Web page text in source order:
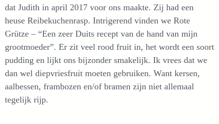
dat Judith in april 2017 voor ons maakte. Zij had een
heuse Reibekuchenrasp. Intrigerend vinden we Rote
Grütze – “Een zeer Duits recept van de hand van mijn
grootmoeder”. Er zit veel rood fruit in, het wordt een soort
pudding en lijkt ons bijzonder smakelijk. Ik vrees dat we
dan wel diepvriesfruit moeten gebruiken. Want kersen,
aalbessen, frambozen en/of bramen zijn niet allemaal
tegelijk rijp.